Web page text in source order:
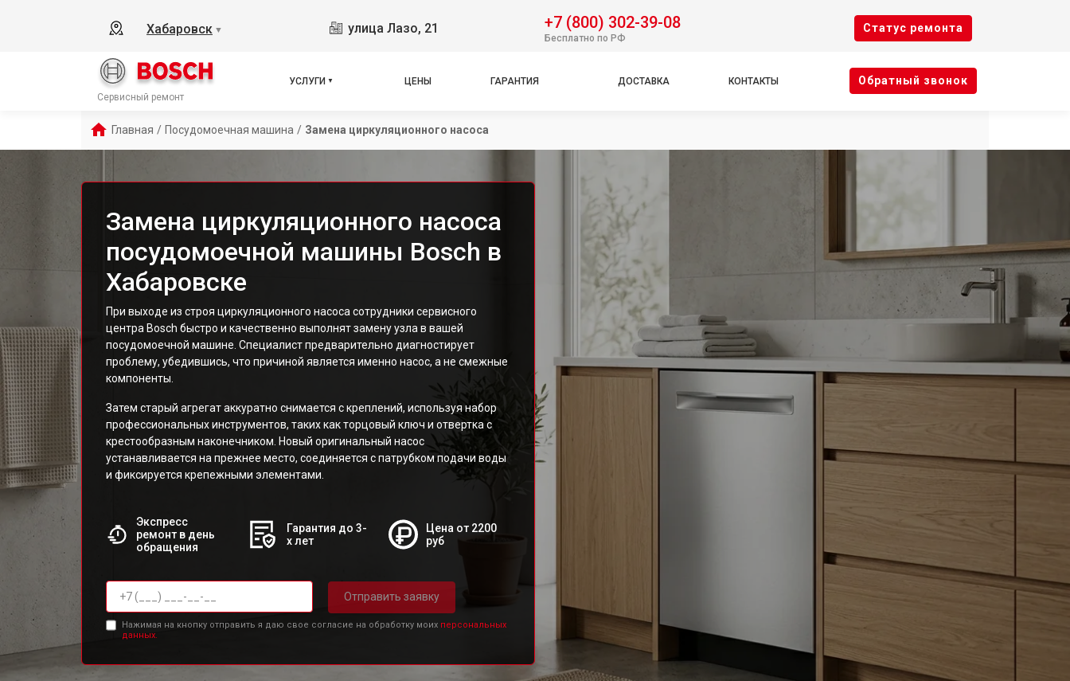
Хабаровск ▼ улица Лазо, 21 +7 (800) 302-39-08
Бесплатно по РФ
Cтатус ремонта
Сервисный ремонт
УСЛУГИ ЦЕНЫ ГАРАНТИЯ ДОСТАВКА КОНТАКТЫ Oбратный звонок
Главная / Посудомоечная машина / Замена циркуляционного насоса
Замена циркуляционного насоса
посудомоечной машины Bosch в
Хабаровске
При выходе из строя циркуляционного насоса сотрудники сервисного
центра Bosch быстро и качественно выполнят замену узла в вашей
посудомоечной машине. Специалист предварительно диагностирует
проблему, убедившись, что причиной является именно насос, а не смежные
компоненты.
Затем старый агрегат аккуратно снимается с креплений, используя набор
профессиональных инструментов, таких как торцовый ключ и отвертка с
крестообразным наконечником. Новый оригинальный насос
устанавливается на прежнее место, соединяется с патрубком подачи воды
и фиксируется крепежными элементами.
Экспресс
ремонт в день
обращения
Гарантия до 3-
х лет
Цена от 2200
руб
Отправить заявку
Нажимая на кнопку отправить я даю свое согласие на обработку моих персональных
данных.